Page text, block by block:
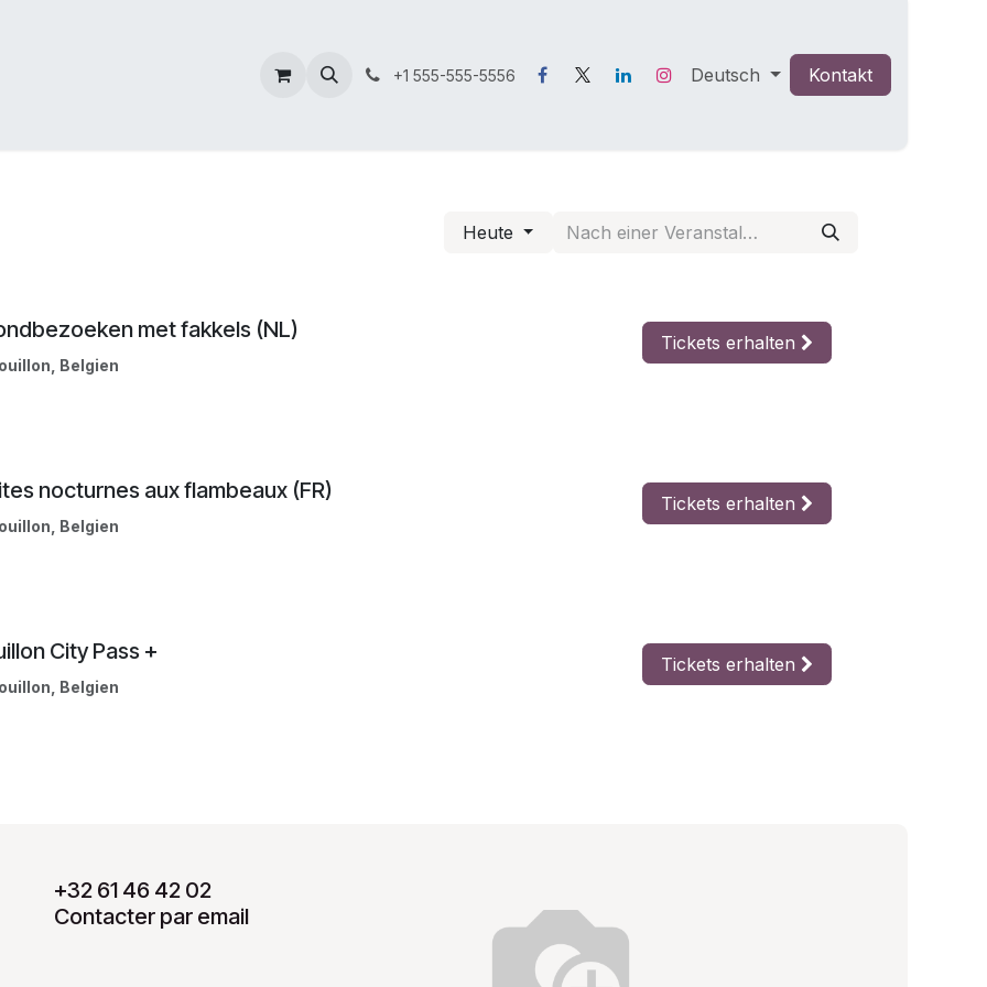
+1 555-555-5556 Deutsch Kontakt
Heute
met fakkels (NL)
Belgien
Tickets erhalten
nocturnes aux flambeaux (FR)
Belgien
Tickets erhalten
City Pass +
Belgien
Tickets erhalten
+32 61 46 42 02
Contacter par email